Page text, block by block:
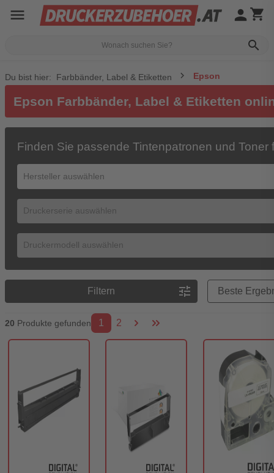
menu
search
person shopping_cart
Du bist hier: Farbbänder, Label & Etiketten Epson
Epson Farbbänder, Label & Etiketten
Finden Sie passende Tintenpatronen und Toner
Filtern tune
20 Produkte gefunden 1 2